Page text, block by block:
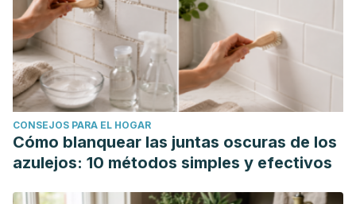
CONSEJOS PARA EL HOGAR
Cómo blanquear las juntas oscuras de los
azulejos: 10 métodos simples y efectivos